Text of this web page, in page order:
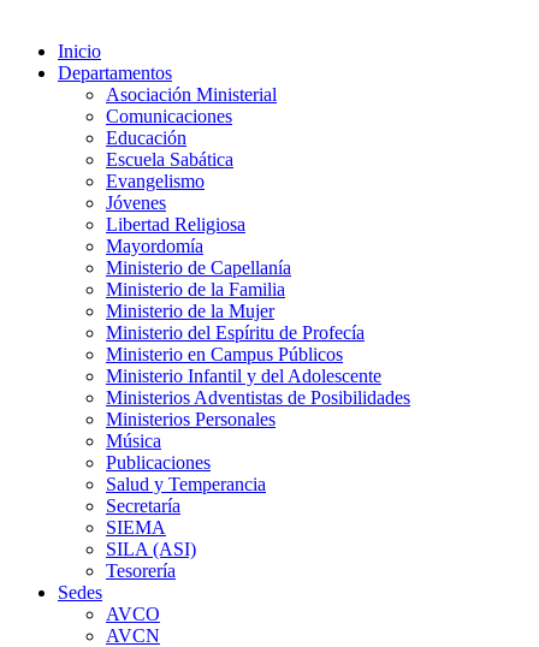
Inicio
Departamentos
Asociación Ministerial
Comunicaciones
Educación
Escuela Sabática
Evangelismo
Jóvenes
Libertad Religiosa
Mayordomía
Ministerio de Capellanía
Ministerio de la Familia
Ministerio de la Mujer
Ministerio del Espíritu de Profecía
Ministerio en Campus Públicos
Ministerio Infantil y del Adolescente
Ministerios Adventistas de Posibilidades
Ministerios Personales
Música
Publicaciones
Salud y Temperancia
Secretaría
SIEMA
SILA (ASI)
Tesorería
Sedes
AVCO
AVCN